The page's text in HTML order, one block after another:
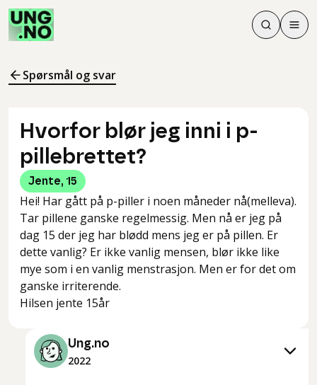
Søk
Søk
Meny
Spørsmål og svar
Hvorfor blør jeg inni i p-
pillebrettet?
Jente, 15
Hei! Har gått på p-piller i noen måneder nå(melleva).
Tar pillene ganske regelmessig. Men nå er jeg på
dag 15 der jeg har blødd mens jeg er på pillen. Er
dette vanlig? Er ikke vanlig mensen, blør ikke like
mye som i en vanlig menstrasjon. Men er for det om
ganske irriterende.
Hilsen jente 15år
Ung.no
2022